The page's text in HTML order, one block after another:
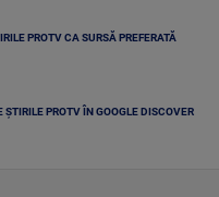
PROTV CA SURSĂ PREFERATĂ
ȘTIRILE PROTV ÎN GOOGLE DISCOVER